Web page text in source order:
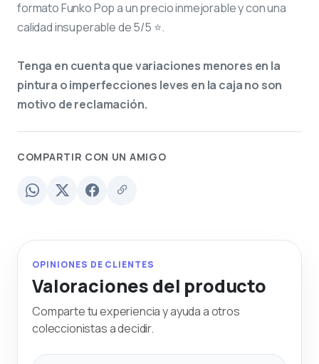
formato Funko Pop a un precio inmejorable y con una
calidad insuperable de 5/5 ⭐.
Tenga en cuenta que variaciones menores en la
pintura o imperfecciones leves en la caja no son
motivo de reclamación.
COMPARTIR CON UN AMIGO
OPINIONES DE CLIENTES
Valoraciones del producto
Comparte tu experiencia y ayuda a otros
coleccionistas a decidir.